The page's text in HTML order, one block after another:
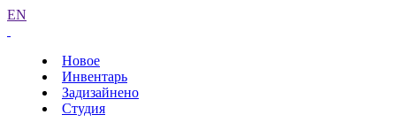
EN
Новое
Инвентарь
Задизайнено
Студия